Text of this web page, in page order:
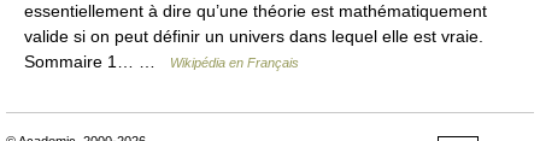
essentiellement à dire qu’une théorie est mathématiquement
valide si on peut définir un univers dans lequel elle est vraie.
Sommaire 1… …
Wikipédia en Français